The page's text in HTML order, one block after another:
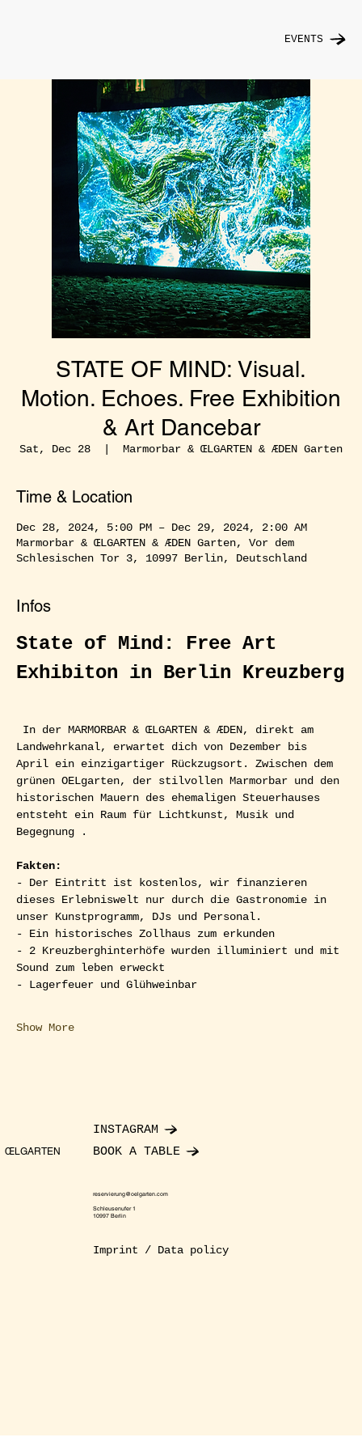
EVENTS
STATE OF MIND: Visual.
Motion. Echoes. Free Exhibition
& Art Dancebar
Sat, Dec 28
  |
Marmorbar & ŒLGARTEN & ÆDEN Garten
Time & Location
Dec 28, 2024, 5:00 PM – Dec 29, 2024, 2:00 AM
Marmorbar & ŒLGARTEN & ÆDEN Garten, Vor dem
Schlesischen Tor 3, 10997 Berlin, Deutschland
Infos
State of Mind: Free Art
Exhibiton in Berlin Kreuzberg
Landwehrkanal, erwartet dich von Dezember bis
April ein einzigartiger Rückzugsort. Zwischen dem
grünen OELgarten, der stilvollen Marmorbar und den
historischen Mauern des ehemaligen Steuerhauses
entsteht ein Raum für Lichtkunst, Musik und
Begegnung .
Fakten:
- Der Eintritt ist kostenlos, wir finanzieren
dieses Erlebniswelt nur durch die Gastronomie in
unser Kunstprogramm, DJs und Personal.
- Ein historisches Zollhaus zum erkunden
- 2 Kreuzberghinterhöfe wurden illuminiert und mit
Sound zum leben erweckt
- Lagerfeuer und Glühweinbar
Show More
ŒLGARTEN
INSTAGRAM
BOOK A TABLE
reservierung@oelgarten.com
Schleusenufer 1
10997 Berlin
Imprint / Data policy